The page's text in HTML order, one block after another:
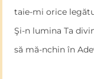
taie-mi orice
Şi-n lumina Ta
să mă-nchin în